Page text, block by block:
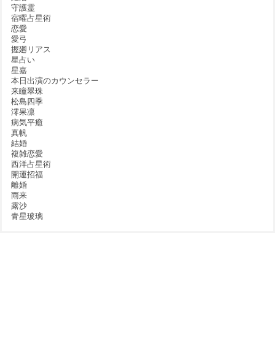
守護霊
宿曜占星術
恋愛
愛弓
握廻リアス
星占い
星嘉
本日出演のカウンセラー
来瞳翠珠
松島四季
澪果凛
病気平癒
真帆
結婚
複雑恋愛
西洋占星術
開運招福
離婚
雨来
露沙
青星玻璃